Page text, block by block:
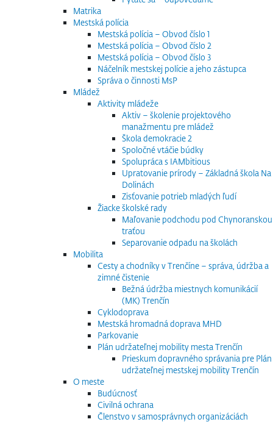
Matrika
Mestská polícia
Mestská polícia – Obvod číslo 1
Mestská polícia – Obvod číslo 2
Mestská polícia – Obvod číslo 3
Náčelník mestskej polície a jeho zástupca
Správa o činnosti MsP
Mládež
Aktivity mládeže
Aktiv – školenie projektového
manažmentu pre mládež
Škola demokracie 2
Spoločné vtáčie búdky
Spolupráca s IAMbitious
Upratovanie prírody – Základná škola Na
Dolinách
Zisťovanie potrieb mladých ľudí
Žiacke školské rady
Maľovanie podchodu pod Chynoranskou
traťou
Separovanie odpadu na školách
Mobilita
Cesty a chodníky v Trenčíne – správa, údržba a
zimné čistenie
Bežná údržba miestnych komunikácií
(MK) Trenčín
Cyklodoprava
Mestská hromadná doprava MHD
Parkovanie
Plán udržateľnej mobility mesta Trenčín
Prieskum dopravného správania pre Plán
udržateľnej mestskej mobility Trenčín
O meste
Budúcnosť
Civilná ochrana
Členstvo v samosprávnych organizáciách